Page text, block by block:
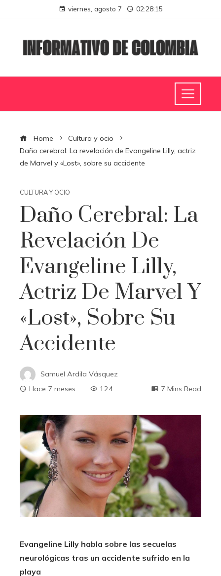
viernes, agosto 7 02:28:16
Home
Cultura y ocio
Daño cerebral: La revelación de Evangeline Lilly, actriz
de Marvel y «Lost», sobre su accidente
CULTURA Y OCIO
Daño Cerebral: La
Revelación De
Evangeline Lilly,
Actriz De Marvel Y
«Lost», Sobre Su
Accidente
Samuel Ardila Vásquez
Hace 7 meses
124 7 Mins Read
Evangeline Lilly habla sobre las secuelas
neurológicas tras un accidente sufrido en la
playa